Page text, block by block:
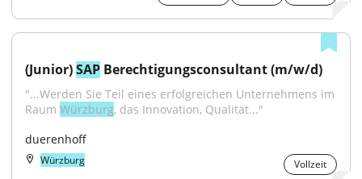
(Junior) SAP Berechtigungsconsultant (m/w/d)
"...Werden Sie Teil eines erfolgreichen Unternehmens im
Raum Würzburg, das Innovation, Qualität..."
duerenhoff
Würzburg Vollzeit